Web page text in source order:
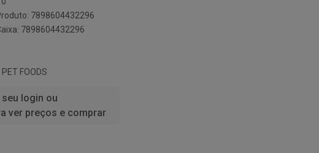
7898604432296
7898604432296
FOODS
seu login ou
ver preços e comprar